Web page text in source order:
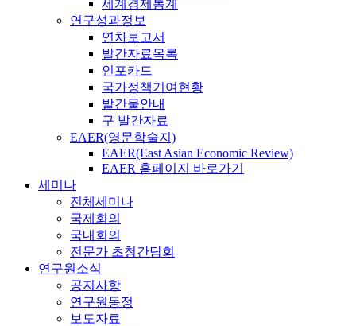
세계경제통계
연구성과정보
연차보고서
발간자료목록
인포카드
국가정책기여현황
발간물안내
구 발간자료
EAER(영문학술지)
EAER(East Asian Economic Review)
EAER 홈페이지 바로가기
세미나
전체세미나
국제회의
국내회의
전문가 초청간담회
연구원소식
공지사항
연구원동정
보도자료